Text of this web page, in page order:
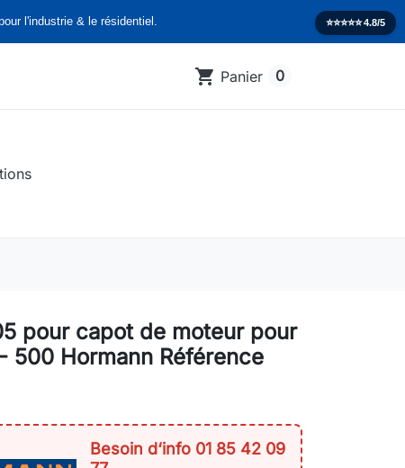
l'industrie & le résidentiel. ⭐️⭐️⭐️⭐️⭐️4.8/5
shopping_cart Panier 0
pour capot de moteur pour
500 Hormann Référence
Besoin d‘info 01 85 42 09